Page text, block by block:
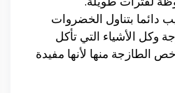
دائما بتناول الخضروات
وكل الأشياء التي تأكل
الطازجة منها لأنها مفيدة